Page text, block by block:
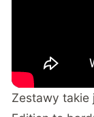
Zestawy takie